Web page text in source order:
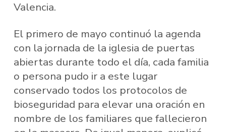
Valencia.
El primero de mayo continuó la agenda
con la jornada de la iglesia de puertas
abiertas durante todo el día, cada familia
o persona pudo ir a este lugar
conservado todos los protocolos de
bioseguridad para elevar una oración en
nombre de los familiares que fallecieron